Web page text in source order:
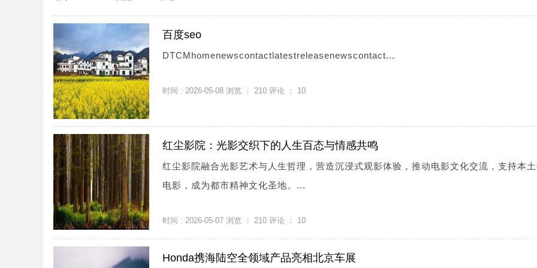
百度seo
DTCMhomenewscontactlatestreleasenewscontact...
时间 : 2026-05-08 浏览 ： 210 评论 ： 10
红尘影院：光影交织下的人生百态与情感共鸣
红尘影院融合光影艺术与人生哲理，营造沉浸式观影体验，推动电影文化交流，支持本
电影，成为都市精神文化圣地。...
时间 : 2026-05-07 浏览 ： 210 评论 ： 10
Honda携海陆空全领域产品亮相北京车展